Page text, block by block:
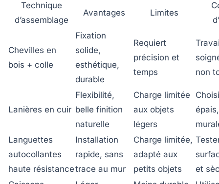
Technique
d’assemblage
Avantages Limites
Chevilles en
bois + colle
Fixation
solide,
esthétique,
durable
Requiert
précision et
temps
non
Lanières en cuir
Flexibilité,
belle finition
naturelle
Charge limitée
aux objets
légers
Languettes
autocollantes
haute résistance
Installation
rapide, sans
trace au mur
Charge limitée,
adapté aux
petits objets
et